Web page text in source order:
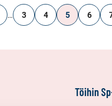
… 3 4 5 6
Töihin